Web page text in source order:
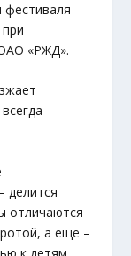
фестиваля
«РЖД».
–
делится
отличаются
а ещё –